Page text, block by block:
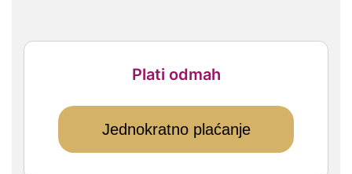
Plati odmah
Jednokratno plaćanje